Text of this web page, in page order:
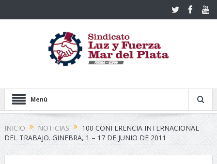
Menú
INICIO NOTICIAS
100 CONFERENCIA INTERNACIONAL
DEL TRABAJO. GINEBRA, 1 – 17 DE JUNIO DE 2011